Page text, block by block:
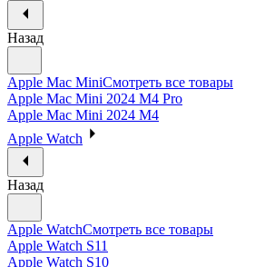
Назад
Apple Mac MiniСмотреть все товары
Apple Mac Mini 2024 M4 Pro
Apple Mac Mini 2024 M4
Apple Watch
Назад
Apple WatchСмотреть все товары
Apple Watch S11
Apple Watch S10